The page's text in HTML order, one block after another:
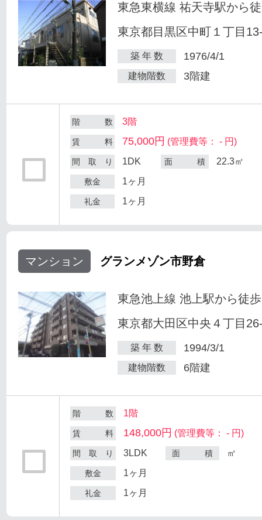
東急東横線 祐天寺駅から
東京都目黒区中町１丁目
築 年 数 1976/4/1
建物階数 3階建
階 数 3階
賃 料 75,000円 (管理費等： - 円)
間 取 り 1DK 面 積 22.3㎡
敷金 1ヶ月
礼金 1ヶ月
マンション グランメゾン市野倉
東急池上線 池上駅から徒
東京都大田区中央４丁目
築 年 数 1994/3/1
建物階数 6階建
階 数 1階
賃 料 148,000円 (管理費等： - 円)
間 取 り 3LDK 面 積 ㎡
敷金 1ヶ月
礼金 1ヶ月